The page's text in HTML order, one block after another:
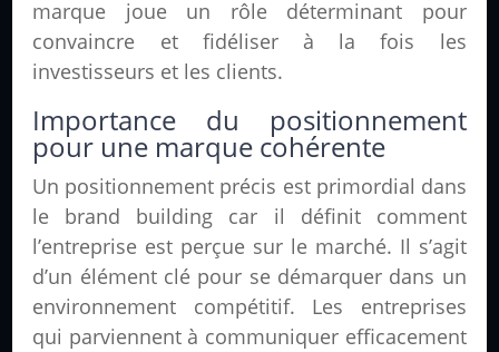
marque joue un rôle déterminant pour
convaincre et fidéliser à la fois les
investisseurs et les clients.
Importance du positionnement
pour une marque cohérente
Un positionnement précis est primordial dans
le brand building car il définit comment
l’entreprise est perçue sur le marché. Il s’agit
d’un élément clé pour se démarquer dans un
environnement compétitif. Les entreprises
qui parviennent à communiquer efficacement